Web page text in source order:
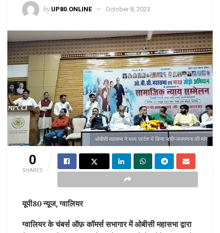
by UP80.ONLINE October 8, 2023
ओबीसी महासभा ने मध्य प्रदेश में किया जाति-जनगणना की मांग
0
SHARES
यूपी80 न्यूज, ग्वालियर
ग्वालियर के चंबर्स ऑफ़ कॉमर्स सभागार में ओबीसी महासभा द्वारा